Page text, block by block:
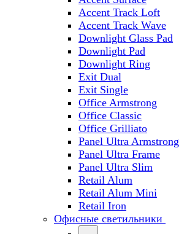
Accent Track Loft
Accent Track Wave
Downlight Glass Pad
Downlight Pad
Downlight Ring
Exit Dual
Exit Single
Office Armstrong
Office Classic
Office Grilliato
Panel Ultra Armstrong
Panel Ultra Frame
Panel Ultra Slim
Retail Alum
Retail Alum Mini
Retail Iron
Офисные светильники